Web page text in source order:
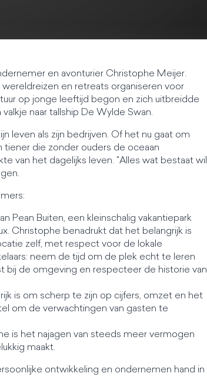
en avonturier Christophe Meijer.
en retreats organiseren voor
op jonge leeftijd begon en zich uitbreidde
naar tallship De Wylde Swan.
leven als zijn bedrijven. Of het nu gaat om
die zonder ouders de oceaan
van het dagelijks leven. "Alles wat bestaat wil
Pean Buiten, een kleinschalig vakantiepark
Christophe benadrukt dat het belangrijk is
zelf, met respect voor de lokale
neem de tijd om de plek echt te leren
bij de omgeving en respecteer de historie van
is om scherp te zijn op cijfers, omzet en het
om de verwachtingen van gasten te
is het najagen van steeds meer vermogen
maakt.
ontwikkeling en ondernemen hand in